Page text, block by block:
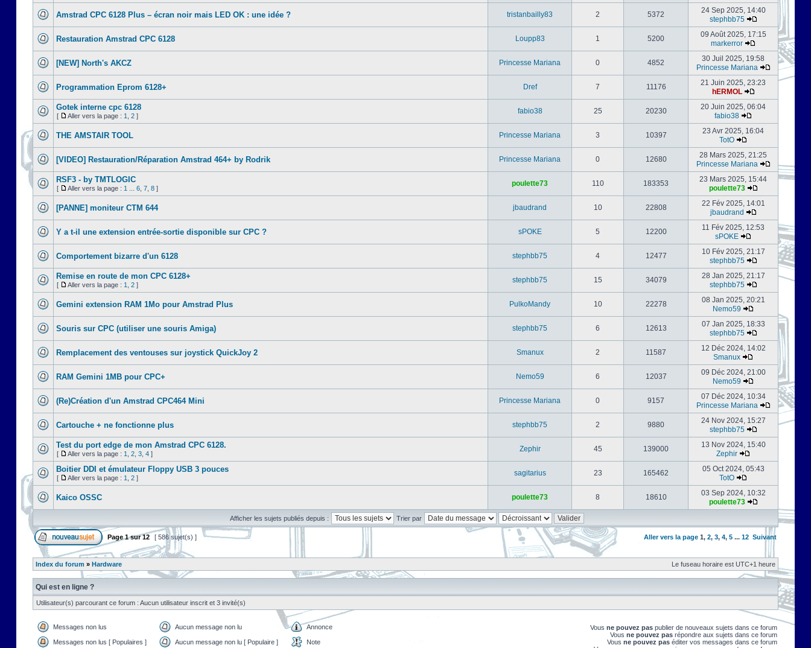
Amstrad CPC 6128 Plus – écran noir mais LED OK : une idée ? tristanbailly83 2 5372
24 Sep 2025, 14:40
stephbb75
Restauration Amstrad CPC 6128 Loupp83 1 5200
09 Août 2025, 17:15
markerror
[NEW] North's AKCZ Princesse Mariana 0 4852
30 Juil 2025, 19:58
Princesse Mariana
Programmation Eprom 6128+ Dref 7 11176
21 Juin 2025, 23:23
hERMOL
Gotek interne cpc 6128
[ Aller vers la page : 1 2 ]
fabio38 25 20230
20 Juin 2025, 06:04
fabio38
THE AMSTAIR TOOL Princesse Mariana 3 10397
23 Avr 2025, 16:04
TotO
[VIDEO] Restauration/Réparation Amstrad 464+ by Rodrik Princesse Mariana 0 12680
28 Mars 2025, 21:25
Princesse Mariana
RSF3 - by TMTLOGIC
[ Aller vers la page : 1 6 7 8 ]
poulette73 110 183353
23 Mars 2025, 15:44
poulette73
[PANNE] moniteur CTM 644 jbaudrand 10 22808
22 Fév 2025, 14:01
jbaudrand
Y a t-il une extension entrée-sortie disponible sur CPC ? sPOKE 5 12200
11 Fév 2025, 12:53
sPOKE
Comportement bizarre d'un 6128 stephbb75 4 12477
10 Fév 2025, 21:17
stephbb75
Remise en route de mon CPC 6128+
[ Aller vers la page : 1 2 ]
stephbb75 15 34079
28 Jan 2025, 21:17
stephbb75
Gemini extension RAM 1Mo pour Amstrad Plus PulkoMandy 10 22278
08 Jan 2025, 20:21
Nemo59
Souris sur CPC (utiliser une souris Amiga) stephbb75 6 12613
07 Jan 2025, 18:33
stephbb75
Remplacement des ventouses sur joystick QuickJoy 2 Smanux 2 11587
12 Déc 2024, 14:02
Smanux
RAM Gemini 1MB pour CPC+ Nemo59 6 12037
09 Déc 2024, 21:00
Nemo59
(Re)Création d'un Amstrad CPC464 Mini Princesse Mariana 0 9157
07 Déc 2024, 10:34
Princesse Mariana
Cartouche + ne fonctionne plus stephbb75 2 9880
24 Nov 2024, 15:27
stephbb75
Test du port edge de mon Amstrad CPC 6128.
[ Aller vers la page : 1 2 3 4 ]
Zephir 45 139000
13 Nov 2024, 15:40
Zephir
Boitier DDI et émulateur Floppy USB 3 pouces
[ Aller vers la page : 1 2 ]
sagitarius 23 165462
05 Oct 2024, 05:43
TotO
Kaico OSSC poulette73 8 18610
03 Sep 2024, 10:32
poulette73
Afficher les sujets publiés depuis : Trier par
Page1sur12 [ 586 sujet(s) ] Aller vers la page 1, 2, 3, 4, 5 ... 12 Suivant
Index du forum » Hardware Le fuseau horaire est UTC+1 heure
Qui est en ligne ?
Utilisateur(s) parcourant ce forum : Aucun utilisateur inscrit et 3 invité(s)
Messages non lus Aucun message non lu Annonce
Messages non lus [ Populaires ] Aucun message non lu [ Populaire ] Note
Vous ne pouvez pas publier de nouveaux sujets dans ce forum
Vous ne pouvez pas répondre aux sujets dans ce forum
Vous ne pouvez pas éditer vos messages dans ce forum